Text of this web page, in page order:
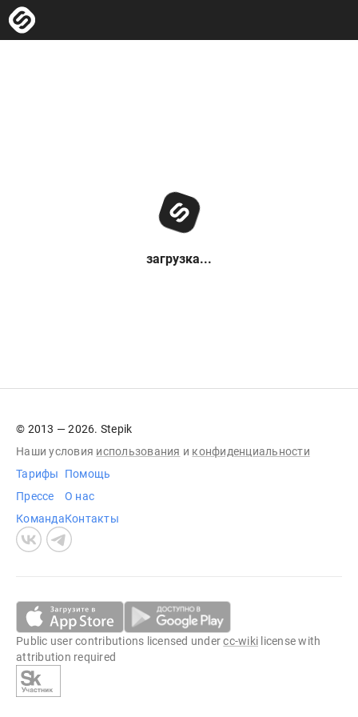
загрузка...
© 2013 — 2026. Stepik
Наши условия использования и конфиденциальности
Тарифы
Прессе
Команда
Помощь
О нас
Контакты
Public user contributions licensed undercc-wiki license with
attribution required